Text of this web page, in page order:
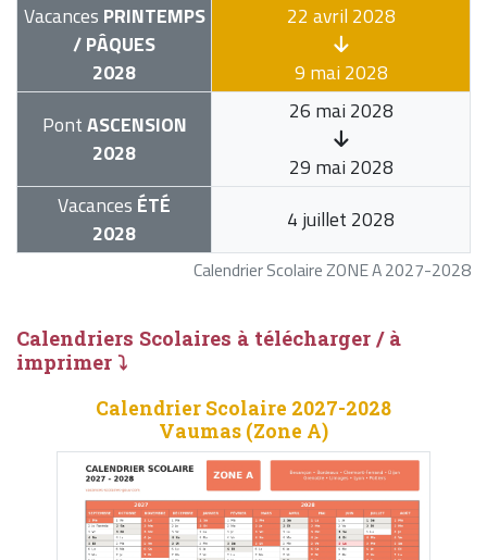
Calendrier Scolaire ZONE A 2027-2028
Vacances PRINTEMPS
/ PÂQUES
2028
22 avril 2028
9 mai 2028
PontASCENSION
2028
26 mai 2028
29 mai 2028
Vacances ÉTÉ
2028
4 juillet 2028
Calendriers Scolaires à télécharger / à
imprimer ⤵
Calendrier Scolaire 2027-2028
Vaumas (Zone A)